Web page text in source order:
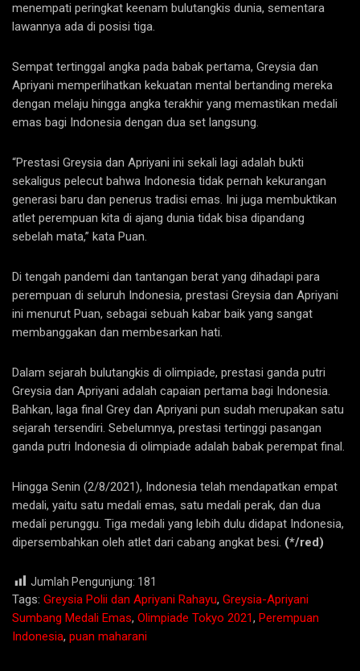
menempati peringkat keenam bulutangkis dunia, sementara
lawannya ada di posisi tiga.
Sempat tertinggal angka pada babak pertama, Greysia dan
Apriyani memperlihatkan kekuatan mental bertanding mereka
dengan melaju hingga angka terakhir yang memastikan medali
emas bagi Indonesia dengan dua set langsung.
“Prestasi Greysia dan Apriyani ini sekali lagi adalah bukti
sekaligus pelecut bahwa Indonesia tidak pernah kekurangan
generasi baru dan penerus tradisi emas. Ini juga membuktikan
atlet perempuan kita di ajang dunia tidak bisa dipandang
sebelah mata,” kata Puan.
Di tengah pandemi dan tantangan berat yang dihadapi para
perempuan di seluruh Indonesia, prestasi Greysia dan Apriyani
ini menurut Puan, sebagai sebuah kabar baik yang sangat
membanggakan dan membesarkan hati.
Dalam sejarah bulutangkis di olimpiade, prestasi ganda putri
Greysia dan Apriyani adalah capaian pertama bagi Indonesia.
Bahkan, laga final Grey dan Apriyani pun sudah merupakan satu
sejarah tersendiri. Sebelumnya, prestasi tertinggi pasangan
ganda putri Indonesia di olimpiade adalah babak perempat final.
Hingga Senin (2/8/2021), Indonesia telah mendapatkan empat
medali, yaitu satu medali emas, satu medali perak, dan dua
medali perunggu. Tiga medali yang lebih dulu didapat Indonesia,
dipersembahkan oleh atlet dari cabang angkat besi. (*/red)
Jumlah Pengunjung: 181
Tags: Greysia Polii dan Apriyani Rahayu, Greysia-Apriyani
Sumbang Medali Emas, Olimpiade Tokyo 2021, Perempuan
Indonesia, puan maharani